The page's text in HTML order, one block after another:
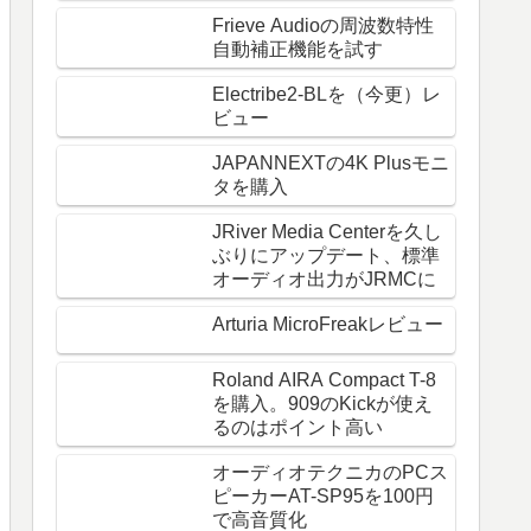
Frieve Audioの周波数特性
自動補正機能を試す
Electribe2-BLを（今更）レ
ビュー
JAPANNEXTの4K Plusモニ
タを購入
JRiver Media Centerを久し
ぶりにアップデート、標準
オーディオ出力がJRMCに
Arturia MicroFreakレビュー
Roland AIRA Compact T-8
を購入。909のKickが使え
るのはポイント高い
オーディオテクニカのPCス
ピーカーAT-SP95を100円
で高音質化